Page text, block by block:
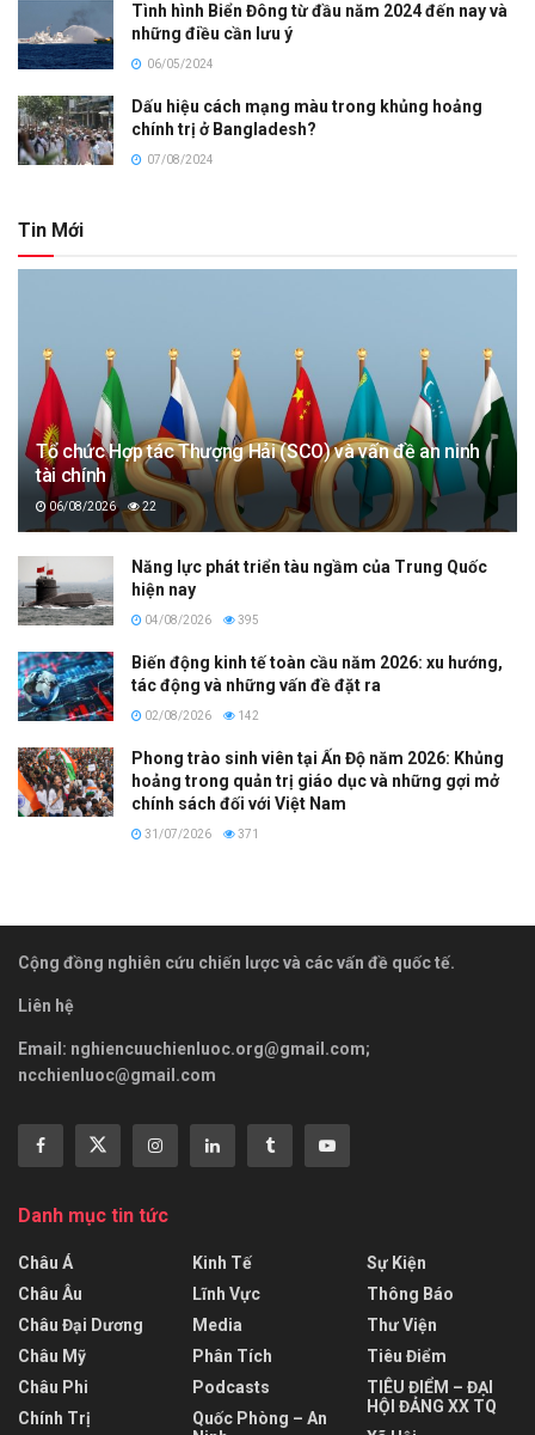
Tình hình Biển Đông từ đầu năm 2024 đến nay và
những điều cần lưu ý
06/05/2024
Dấu hiệu cách mạng màu trong khủng hoảng
chính trị ở Bangladesh?
07/08/2024
Tin Mới
Tổ chức Hợp tác Thượng Hải (SCO) và vấn đề an ninh
tài chính
06/08/2026 22
Năng lực phát triển tàu ngầm của Trung Quốc
hiện nay
04/08/2026 395
Biến động kinh tế toàn cầu năm 2026: xu hướng,
tác động và những vấn đề đặt ra
02/08/2026 142
Phong trào sinh viên tại Ấn Độ năm 2026: Khủng
hoảng trong quản trị giáo dục và những gợi mở
chính sách đối với Việt Nam
31/07/2026 371
Cộng đồng nghiên cứu chiến lược và các vấn đề quốc tế.
Liên hệ
Email: nghiencuuchienluoc.org@gmail.com;
ncchienluoc@gmail.com
Danh mục tin tức
Châu Á
Châu Âu
Châu Đại Dương
Châu Mỹ
Châu Phi
Chính Trị
Kinh Tế
Lĩnh Vực
Media
Phân Tích
Podcasts
Quốc Phòng – An
Sự Kiện
Thông Báo
Thư Viện
Tiêu Điểm
TIÊU ĐIỂM – ĐẠI
HỘI ĐẢNG XX TQ